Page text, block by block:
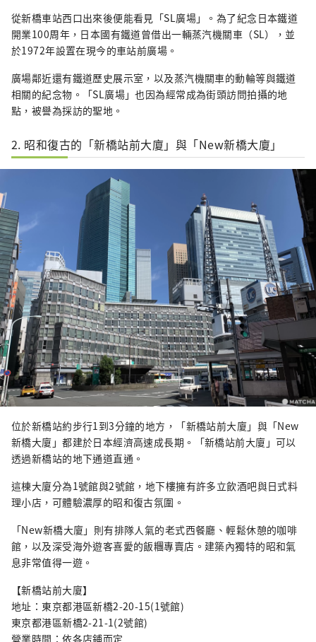
從新橋車站西口出來後便能看見「SL廣場」。為了紀念日本鐵道
開業100周年，日本國有鐵道曾借出一輛蒸汽機關車（SL），並
於1972年設置在現今的車站前廣場。
廣場鄰近還有鐵道歷史展示室，以及蒸汽機關車的動輪等與鐵道
相關的紀念物。「SL廣場」也因為經常成為街頭訪問拍攝的地
點，被譽為採訪的聖地。
2. 昭和復古的「新橋站前大廈」與「New新橋大廈」
位於新橋站約步行1到3分鐘的地方，「新橋站前大廈」與「New
新橋大廈」都建於日本經濟高速成長期。「新橋站前大廈」可以
透過新橋站的地下通道直通。
這棟大廈分為1號館與2號館，地下樓擁有許多立飲酒吧與日式料
理小店，可體驗濃厚的昭和復古氛圍。
「New新橋大廈」則有排隊人氣的老式西餐廳、輕鬆休憩的咖啡
館，以及深受海外遊客喜愛的飯糰專賣店。建築內獨特的昭和氣
息非常值得一遊。
【新橋站前大廈】
地址：東京都港區新橋2-20-15(1號館)
東京都港區新橋2-21-1(2號館)
營業時間：依各店鋪而定